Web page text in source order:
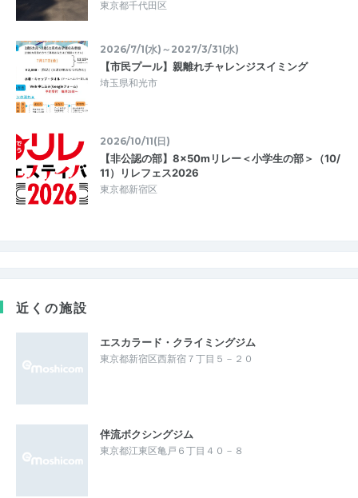
東京都千代田区
2026/7/1(水)～2027/3/31(水)
【市民プール】親離れチャレンジスイミング
埼玉県和光市
2026/10/11(日)
【非公認の部】8×50mリレー＜小学生の部＞（10/
11）リレフェス2026
東京都新宿区
近くの施設
エスカラード・クライミングジム
東京都新宿区西新宿７丁目５－２０
伴流ボクシングジム
東京都江東区亀戸６丁目４０－８